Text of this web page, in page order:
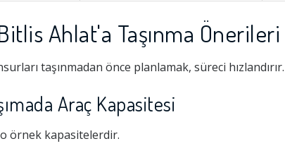
Ahlat'a Taşınma Önerileri
taşınmadan önce planlamak, süreci hızlandırır.
Araç Kapasitesi
örnek kapasitelerdir.